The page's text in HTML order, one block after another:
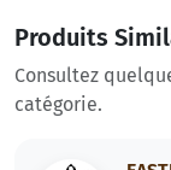
Produits
Consultez
catégorie.